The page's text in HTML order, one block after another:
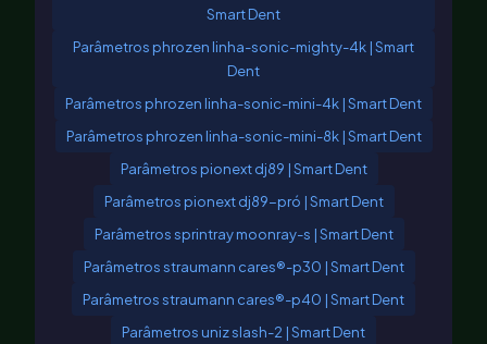
Smart Dent
Parâmetros phrozen linha-sonic-mighty-4k | Smart
Dent
Parâmetros phrozen linha-sonic-mini-4k | Smart Dent
Parâmetros phrozen linha-sonic-mini-8k | Smart Dent
Parâmetros pionext dj89 | Smart Dent
Parâmetros pionext dj89-pró | Smart Dent
Parâmetros sprintray moonray-s | Smart Dent
Parâmetros straumann cares®-p30 | Smart Dent
Parâmetros straumann cares®-p40 | Smart Dent
Parâmetros uniz slash-2 | Smart Dent